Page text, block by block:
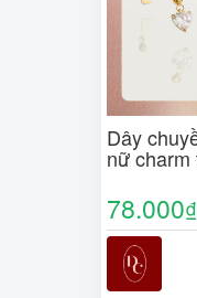
Dây
nữ charm
Hộp Thiệp )
78.000₫